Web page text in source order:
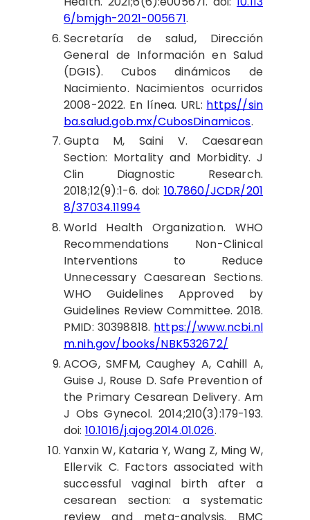
6/bmjgh-2021-005671.
Secretaría de salud, Dirección
General de Información en Salud
(DGIS). Cubos dinámicos de
Nacimiento. Nacimientos ocurridos
2008-2022. En línea. URL: https//sin
ba.salud.gob.mx/CubosDinamicos.
GuptaM, Saini V. Caesarean
Section: Mortality and Morbidity. J
Clin Diagnostic Research.
2018;12(9):1-6. doi: 10.7860/JCDR/201
8/37034.11994
WorldHealth Organization. WHO
Recommendations Non-Clinical
Interventions to Reduce
Unnecessary Caesarean Sections.
WHO Guidelines Approved by
Guidelines Review Committee. 2018.
PMID: 30398818. https://www.ncbi.nl
m.nih.gov/books/NBK532672/
ACOG, SMFM, Caughey A, Cahill A,
Guise J, Rouse D. Safe Prevention of
the Primary Cesarean Delivery. Am
J Obs Gynecol. 2014;210(3):179-193.
doi: 10.1016/j.ajog.2014.01.026.
YanxinW, Kataria Y, Wang Z, Ming W,
Ellervik C. Factors associated with
successful vaginal birth after a
cesarean section: a systematic
review and meta-analysis. BMC